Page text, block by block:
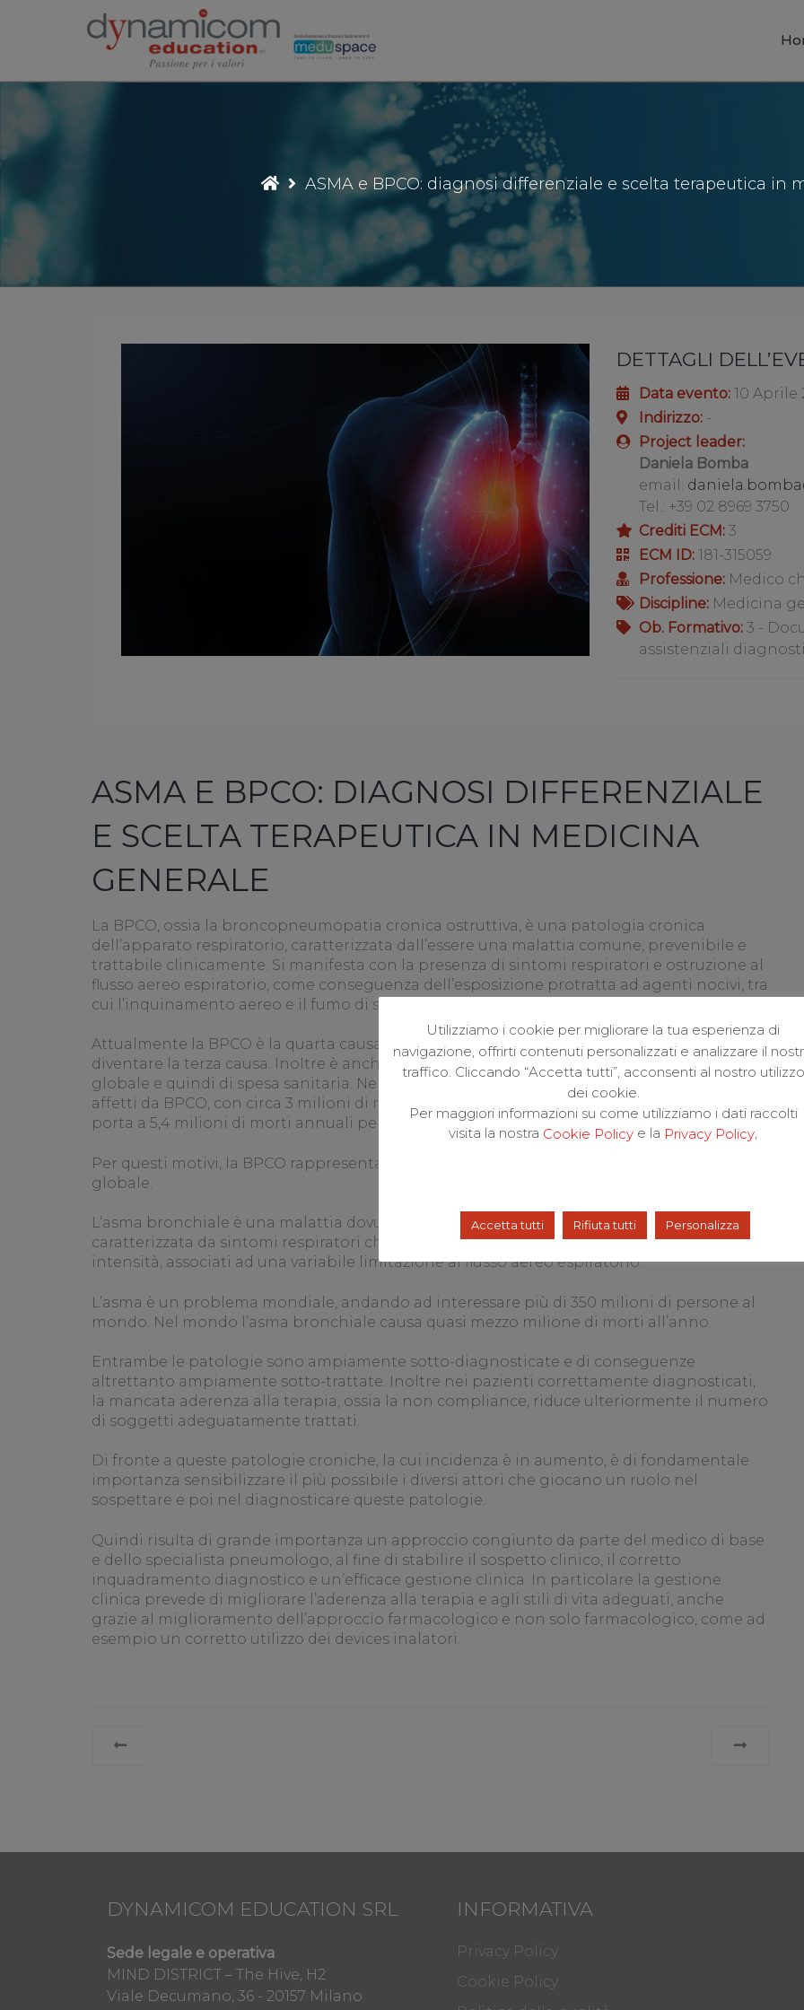
ASMA e BPCO: diagnosi differenziale e scelta terapeutica in
DETTAGLI
Data evento: 10 Aprile
Indirizzo: -
Project leader:
Daniela Bomba
email:
Tel.: +39 02 8969 3750
Crediti ECM: 3
ECM ID: 181-315059
Professione: Medico
Discipline: Medicina
Ob. Formativo: 3 -
assistenziali
ASMA E BPCO: DIAGNOSI DIFFERENZIALE
E SCELTA TERAPEUTICA IN MEDICINA
GENERALE
La BPCO, ossia la broncopneumopatia cronica ostruttiva, è una patologia cronica
dell’apparato respiratorio, caratterizzata dall’essere una malattia comune, prevenibile e
trattabile clinicamente. Si manifesta con la presenza di sintomi respiratori e ostruzione al
flusso aereo espiratorio, come conseguenza dell’esposizione protratta ad agenti nocivi, tra
cui l’inquinamento aereo e il fumo di sigaretta.
Attualmente la BPCO è la quarta causa di morte nel mondo, potendo ben presto
diventare la terza causa. Inoltre è anche un’importante causa di morbidità a livello
globale e quindi di spesa sanitaria. Nel 2010 sono stati stimati oltre 380 milioni di pazienti
affetti da BPCO, con circa 3 milioni di morti per anno da essa causati. La stima attuale
porta a 5,4 milioni di morti annuali per il 2060.
Per questi motivi, la BPCO rappresenta un importante sfida di sanità pubblica a livello
globale.
L’asma bronchiale è una malattia dovuta all’infiammazione cronica delle vie aeree,
caratterizzata da sintomi respiratori che possono variare nel tempo, anche come
intensità, associati ad una variabile limitazione al flusso aereo espiratorio.
L’asma è un problema mondiale, andando ad interessare più di 350 milioni di persone al
mondo. Nel mondo l’asma bronchiale causa quasi mezzo milione di morti all’anno.
Entrambe le patologie sono ampiamente sotto-diagnosticate e di conseguenze
altrettanto ampiamente sotto-trattate. Inoltre nei pazienti correttamente diagnosticati,
la mancata aderenza alla terapia, ossia la non compliance, riduce ulteriormente il numero
di soggetti adeguatamente trattati.
Di fronte a queste patologie croniche, la cui incidenza è in aumento, è di fondamentale
importanza sensibilizzare il più possibile i diversi attori che giocano un ruolo nel
sospettare e poi nel diagnosticare queste patologie.
Quindi risulta di grande importanza un approccio congiunto da parte del medico di base
e dello specialista pneumologo, al fine di stabilire il sospetto clinico, il corretto
inquadramento diagnostico e un’efficace gestione clinica. In particolare la gestione
clinica prevede di migliorare l’aderenza alla terapia e agli stili di vita adeguati, anche
grazie al miglioramento dell’approccio farmacologico e non solo farmacologico, come ad
esempio un corretto utilizzo dei devices inalatori.
LEGGI
DYNAMICOM EDUCATION SRL
Sede legale e operativa
MIND DISTRICT – The Hive, H2
Viale Decumano, 36 - 20157 Milano
INFORMATIVA
Privacy Policy
Cookie Policy
Utilizziamo i cookie per migliorare la tua esperienza di
navigazione, offrirti contenuti personalizzati e analizzare il
traffico. Cliccando “Accetta tutti”, acconsenti al nostro utilizzo
dei cookie.
Per maggiori informazioni su come utilizziamo i dati raccolti
visita la nostra Cookie Policy e la Privacy Policy,
Accetta tutti Rifiuta tutti Personalizza